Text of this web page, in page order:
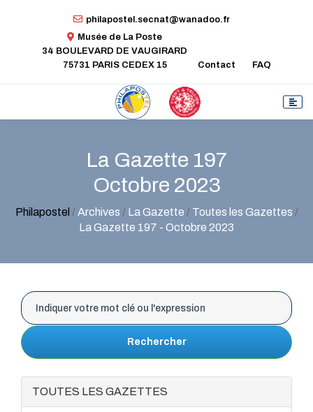
philapostel.secnat@wanadoo.fr
Musée de La Poste
34 BOULEVARD DE VAUGIRARD
75731 PARIS CEDEX 15
Contact FAQ
La Gazette 197
Octobre 2023
Philapostel /Archives / La Gazette / Toutes les Gazettes /
La Gazette 197 - Octobre 2023
Rechercher
TOUTES LES GAZETTES